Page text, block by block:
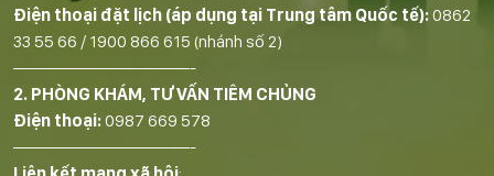
Điện thoại đặt lịch (áp dụng tại Trung tâm Quốc tế):0862
33 55 66 / 1900 866 615 (nhánh số 2)
——————————-
2. PHÒNG KHÁM, TƯ VẤN TIÊM CHỦNG
Điện thoại:0987 669 578
——————————-